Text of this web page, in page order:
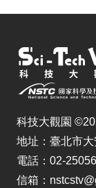
科技大觀園
地址：臺北市
電話：02-
信箱：